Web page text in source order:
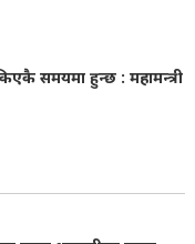
समयमा हुन्छ : महामन्त्री